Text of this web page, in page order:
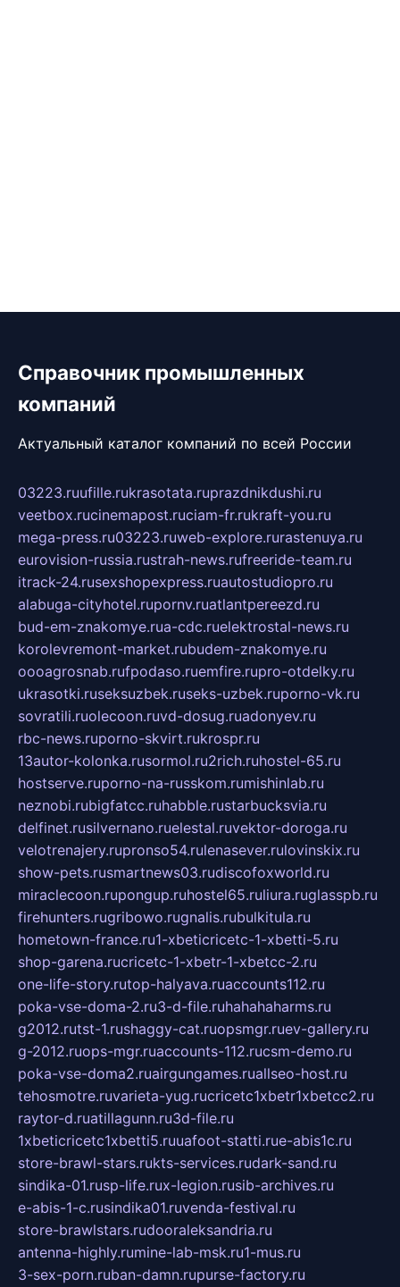
Справочник промышленных
компаний
Актуальный каталог компаний по всей России
03223.ruufille.rukrasotata.ruprazdnikdushi.ru
veetbox.rucinemapost.ruciam-fr.rukraft-you.ru
mega-press.ru03223.ruweb-explore.rurastenuya.ru
eurovision-russia.rustrah-news.rufreeride-team.ru
itrack-24.rusexshopexpress.ruautostudiopro.ru
alabuga-cityhotel.rupornv.ruatlantpereezd.ru
bud-em-znakomye.rua-cdc.ruelektrostal-news.ru
korolevremont-market.rubudem-znakomye.ru
oooagrosnab.rufpodaso.ruemfire.rupro-otdelky.ru
ukrasotki.ruseksuzbek.ruseks-uzbek.ruporno-vk.ru
sovratili.ruolecoon.ruvd-dosug.ruadonyev.ru
rbc-news.ruporno-skvirt.rukrospr.ru
13autor-kolonka.rusormol.ru2rich.ruhostel-65.ru
hostserve.ruporno-na-russkom.rumishinlab.ru
neznobi.rubigfatcc.ruhabble.rustarbucksvia.ru
delfinet.rusilvernano.ruelestal.ruvektor-doroga.ru
velotrenajery.rupronso54.rulenasever.rulovinskix.ru
show-pets.rusmartnews03.rudiscofoxworld.ru
miraclecoon.rupongup.ruhostel65.ruliura.ruglasspb.ru
firehunters.rugribowo.rugnalis.rubulkitula.ru
hometown-france.ru1-xbeticricetc-1-xbetti-5.ru
shop-garena.rucricetc-1-xbetr-1-xbetcc-2.ru
one-life-story.rutop-halyava.ruaccounts112.ru
poka-vse-doma-2.ru3-d-file.ruhahahaharms.ru
g2012.rutst-1.rushaggy-cat.ruopsmgr.ruev-gallery.ru
g-2012.ruops-mgr.ruaccounts-112.rucsm-demo.ru
poka-vse-doma2.ruairgungames.ruallseo-host.ru
tehosmotre.ruvarieta-yug.rucricetc1xbetr1xbetcc2.ru
raytor-d.ruatillagunn.ru3d-file.ru
1xbeticricetc1xbetti5.ruuafoot-statti.rue-abis1c.ru
store-brawl-stars.rukts-services.rudark-sand.ru
sindika-01.rusp-life.rux-legion.rusib-archives.ru
e-abis-1-c.rusindika01.ruvenda-festival.ru
store-brawlstars.rudooraleksandria.ru
antenna-highly.rumine-lab-msk.ru1-mus.ru
3-sex-porn.ruban-damn.rupurse-factory.ru